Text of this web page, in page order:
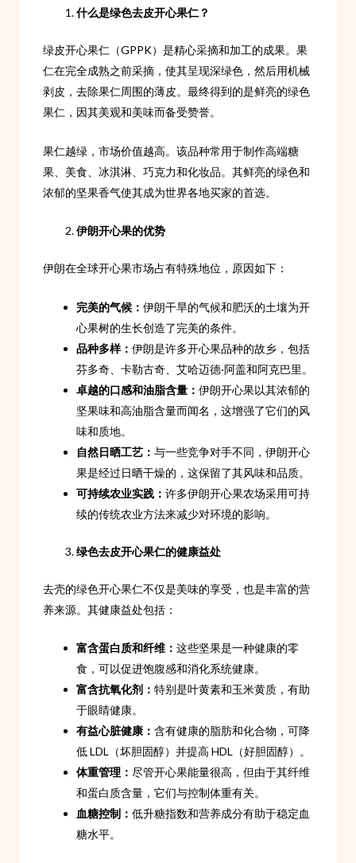
什么是绿色去皮开心果仁？
绿皮开心果仁（GPPK）是精心采摘和加工的成果。果
仁在完全成熟之前采摘，使其呈现深绿色，然后用机械
剥皮，去除果仁周围的薄皮。最终得到的是鲜亮的绿色
果仁，因其美观和美味而备受赞誉。
果仁越绿，市场价值越高。该品种常用于制作高端糖
果、美食、冰淇淋、巧克力和化妆品。其鲜亮的绿色和
浓郁的坚果香气使其成为世界各地买家的首选。
伊朗开心果的优势
伊朗在全球开心果市场占有特殊地位，原因如下：
完美的气候： 伊朗干旱的气候和肥沃的土壤为开
心果树的生长创造了完美的条件。
品种多样： 伊朗是许多开心果品种的故乡，包括
芬多奇、卡勒古奇、艾哈迈德·阿盖和阿克巴里。
卓越的口感和油脂含量： 伊朗开心果以其浓郁的
坚果味和高油脂含量而闻名，这增强了它们的风
味和质地。
自然日晒工艺： 与一些竞争对手不同，伊朗开心
果是经过日晒干燥的，这保留了其风味和品质。
可持续农业实践： 许多伊朗开心果农场采用可持
续的传统农业方法来减少对环境的影响。
绿色去皮开心果仁的健康益处
去壳的绿色开心果仁不仅是美味的享受，也是丰富的营
养来源。其健康益处包括：
富含蛋白质和纤维： 这些坚果是一种健康的零
食，可以促进饱腹感和消化系统健康。
富含抗氧化剂： 特别是叶黄素和玉米黄质，有助
于眼睛健康。
有益心脏健康： 含有健康的脂肪和化合物，可降
低 LDL（坏胆固醇）并提高 HDL（好胆固醇）。
体重管理： 尽管开心果能量很高，但由于其纤维
和蛋白质含量，它们与控制体重有关。
血糖控制： 低升糖指数和营养成分有助于稳定血
糖水平。